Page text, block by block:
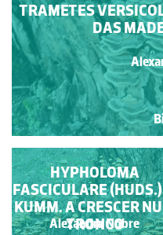
TRAMETES
DAS
DETALHE DO
BASIDIOCARPO
Alexandra Nobre
HYPHOLOMA
FASCICULARE
KUMM. A CRESCER
TRONCO
Alexandra Nobre